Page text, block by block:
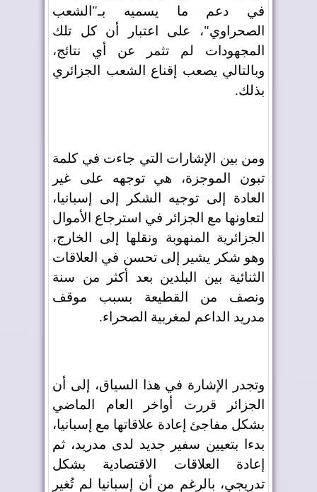
في دعم ما يسميه بـ"الشعب
الصحراوي"، على اعتبار أن كل تلك
المجهودات لم تثمر عن أي نتائج،
وبالتالي يصعب إقناع الشعب الجزائري
بذلك.
ومن بين الإشارات التي جاءت في كلمة
تبون الموجزة، هي توجهه على غير
العادة إلى توجيه الشكر إلى إسبانيا،
لتعاونها مع الجزائر في استرجاع الأموال
الجزائرية المنهوبة ونقلها إلى الخارج،
وهو شكر يشير إلى تحسن في العلاقات
الثنائية بين البلدين بعد أكثر من سنة
ونصف من القطيعة بسبب موقف
مدريد الداعم لمغربية الصحراء.
وتجدر الإشارة في هذا السياق، إلى أن
الجزائر قررت أواخر العام الماضي
بشكل مفاجئ إعادة علاقاتها مع إسبانيا،
بدءا بتعيين سفير جديد لدى مدريد، ثم
إعادة العلاقات الاقتصادية بشكل
تدريجي، بالرغم من أن إسبانيا لم تُغير